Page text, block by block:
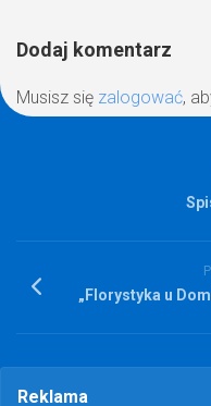
Dodaj komentarz
Musisz się zalogować,
„Florystyka u
Reklama